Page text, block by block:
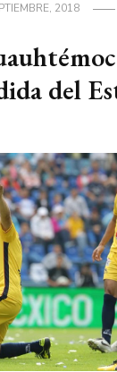
2018
del